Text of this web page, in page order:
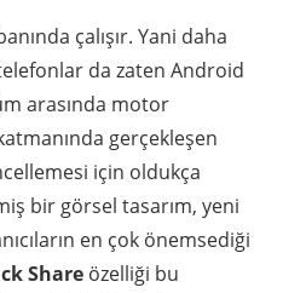
çalışır. Yani daha
da zaten Android
arasında motor
gerçekleşen
için oldukça
bir görsel tasarım, yeni
en çok önemsediği
Share özelliği bu